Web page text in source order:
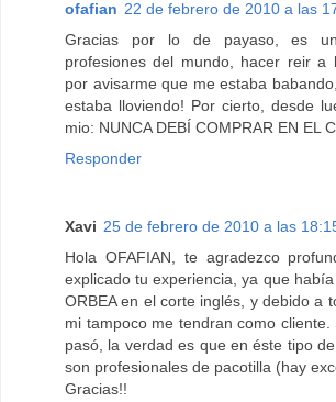
ofafian 22 de febrero de 2010 a las
Gracias por lo de payaso, es
profesiones del mundo, hacer reir a
por avisarme que me estaba
estaba lloviendo! Por cierto, desde
mio: NUNCA DEBÍ COMPRAR EN EL
Responder
Xavi 25 de febrero de 2010 a las
Hola OFAFIAN, te agradezco
explicado tu experiencia, ya que
ORBEA en el corte inglés, y debido a
mi tampoco me tendran como
pasó, la verdad es que en éste tipo
son profesionales de pacotilla (hay
Gracias!!